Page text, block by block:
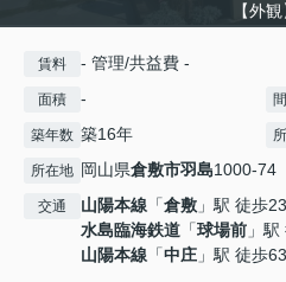
【外観
賃料 - 管理/共益費 -
面積 -
築年数 築16年
所在地 岡山県倉敷市羽島1000-74
交通 山陽本線 「倉敷 」駅 徒歩
水島臨海鉄道 「球場前 」
山陽本線 「中庄 」駅 徒歩